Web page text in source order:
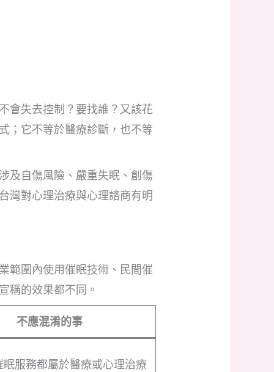
會失去控制？要找誰？又該花
；它不等於醫療診斷，也不等
及自傷風險、嚴重失眠、創傷
灣對心理治療與心理諮商有明
範圍內使用催眠技術、民間催
稱的效果都不同。
不應混淆的事
眠服務都屬於醫療或心理治療